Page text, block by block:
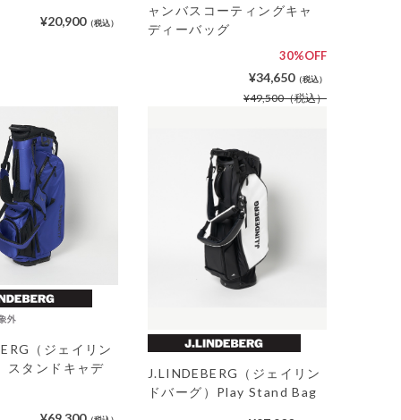
¥20,900（税込）
ャンバスコーティングキャ
ディーバッグ
30%OFF
¥34,650（税込）
¥49,500（税込）
（ジェイリン
スタンドキャデ
J.LINDEBERG（ジェイリン
ドバーグ）Play Stand Bag